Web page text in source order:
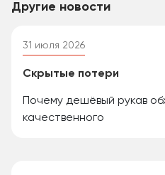
Другие новости
31 июля 2026
Скрытые потери
Почему дешёвый рукав
качественного